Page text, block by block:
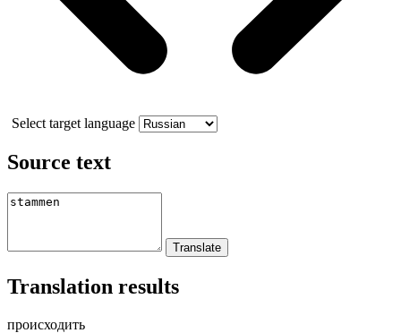
Select target language
Source text
Translation results
происходить